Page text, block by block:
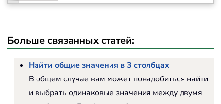
Больше связанных статей:
Найти общие значения в 3 столбцах
В общем случае вам может понадобиться найти
и выбрать одинаковые значения между двумя